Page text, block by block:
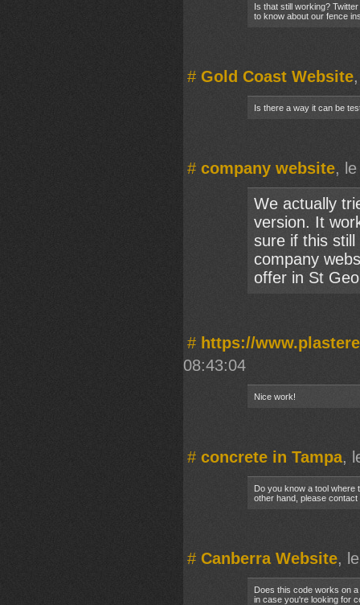
Is that still working?
to know about our fence
# Gold Coast Website
Is there a way it can be
# company website,
We actually
version. It
sure if this still
company
offer in St
# https://
08:43:04
Nice work!
# concrete in Tampa,
Do you know a tool where
other hand, please
# Canberra Website,
Does this code works on
in case you're looking for